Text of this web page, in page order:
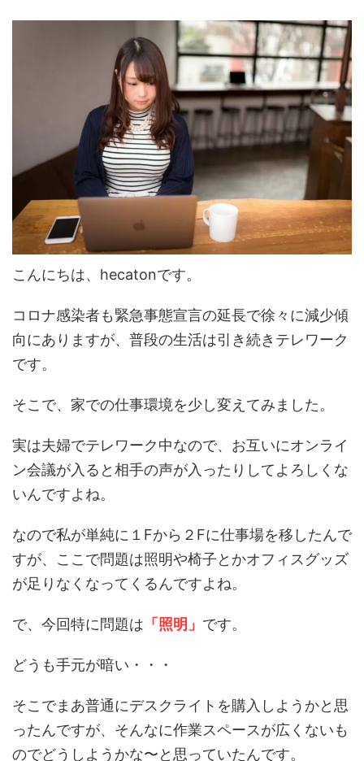
こんにちは、hecatonです。
コロナ感染者も緊急事態宣言の延長で徐々に減少傾
向にありますが、普段の生活は引き続きテレワーク
です。
そこで、家での仕事環境を少し変えてみました。
実は夫婦でテレワーク中なので、お互いにオンライ
ン会議が入ると相手の声が入ったりしてよろしくな
いんですよね。
なので私が単純に１Fから２Fに仕事場を移したんで
すが、ここで問題は照明や椅子とかオフィスグッズ
が足りなくなってくるんですよね。
で、今回特に問題は 「照明」 です。
どうも手元が暗い・・・
そこでまあ普通にデスクライトを購入しようかと思
ったんですが、そんなに作業スペースが広くないも
のでどうしようかな〜と思っていたんです。